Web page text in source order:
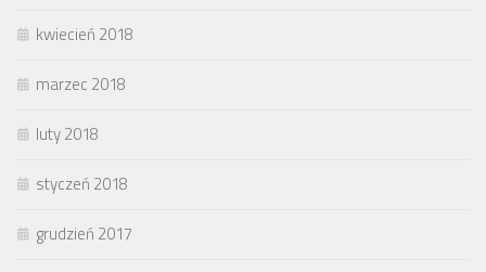
kwiecień 2018
marzec 2018
luty 2018
styczeń 2018
grudzień 2017